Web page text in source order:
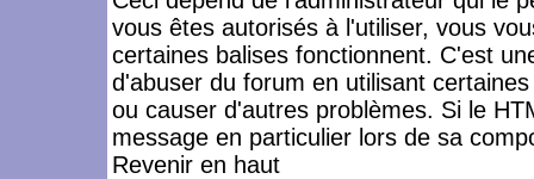
vous êtes autorisés à l'utiliser, vous
certaines balises fonctionnent. C'est
d'abuser du forum en utilisant
ou causer d'autres problèmes. Si le
message en particulier lors de sa
Revenir en haut